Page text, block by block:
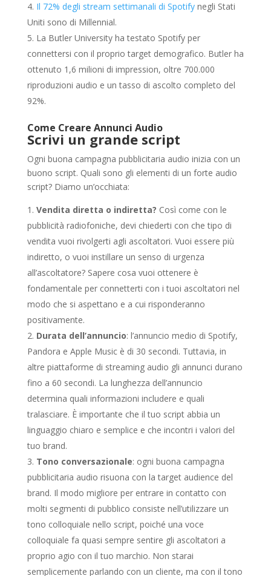
Il 72% degli stream settimanali di Spotifynegli Stati
Uniti sono di Millennial.
La Butler University ha testato Spotify per
connettersi con il proprio target demografico. Butler ha
ottenuto 1,6 milioni di impression, oltre 700.000
riproduzioni audio e un tasso di ascolto completo del
92%.
Come Creare Annunci Audio
Scrivi un grande script
Ogni buona campagna pubblicitaria audio inizia con un
buono script. Quali sono gli elementi di un forte audio
script? Diamo un’occhiata:
Vendita diretta o indiretta? Così come con le
pubblicità radiofoniche, devi chiederti con che tipo di
vendita vuoi rivolgerti agli ascoltatori. Vuoi essere più
indiretto, o vuoi instillare un senso di urgenza
all’ascoltatore? Sapere cosa vuoi ottenere è
fondamentale per connetterti con i tuoi ascoltatori nel
modo che si aspettano e a cui risponderanno
positivamente.
Durata dell’annuncio: l’annuncio medio di Spotify,
Pandora e Apple Music è di 30 secondi. Tuttavia, in
altre piattaforme di streaming audio gli annunci durano
fino a 60 secondi. La lunghezza dell’annuncio
determina quali informazioni includere e quali
tralasciare. È importante che il tuo script abbia un
linguaggio chiaro e semplice e che incontri i valori del
tuo brand.
Tono conversazionale: ogni buona campagna
pubblicitaria audio risuona con la target audience del
brand. Il modo migliore per entrare in contatto con
molti segmenti di pubblico consiste nell’utilizzare un
tono colloquiale nello script, poiché una voce
colloquiale fa quasi sempre sentire gli ascoltatori a
proprio agio con il tuo marchio. Non starai
semplicemente parlando con un cliente, ma con il tono